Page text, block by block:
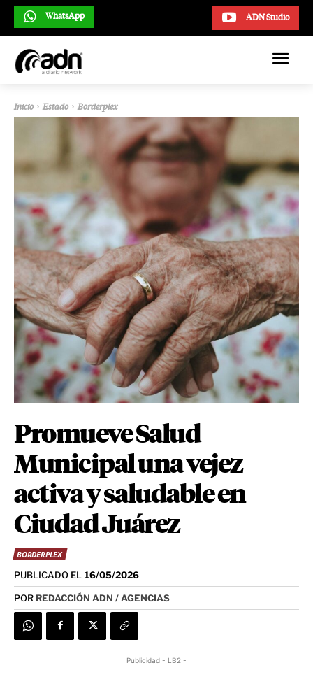
ADN Studio
WhatsApp
Inicio Estado Borderplex
Promueve Salud
Municipal una vejez
activa y saludable en
Ciudad Juárez
BORDERPLEX
PUBLICADO EL 16/05/2026
POR REDACCIÓN ADN / AGENCIAS
Publicidad - LB2 -